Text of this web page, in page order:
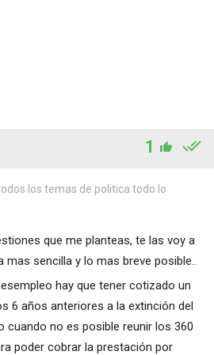
1
los temas de politica todo lo
que me planteas, te las voy a
sencilla y lo mas breve posible..
hay que tener cotizado un
6 años anteriores a la extinción del
cuando no es posible reunir los 360
poder cobrar la prestación por